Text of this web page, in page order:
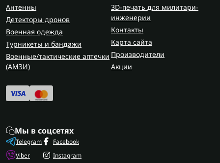
Антенны
Детекторы дронов
Военная одежда
Турникеты и бандажи
Военные/тактические аптечки
(AMЗИ)
3D-печать для милитари-
инженерии
Контакты
Карта сайта
Производители
Акции
Мы в соцсетях
Telegram
Viber
Facebook
Instagram